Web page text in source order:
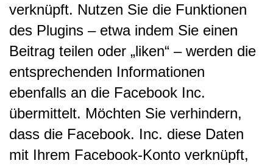
verknüpft. Nutzen Sie die Funktionen
des Plugins – etwa indem Sie einen
Beitrag teilen oder „liken“ – werden die
entsprechenden Informationen
ebenfalls an die Facebook Inc.
übermittelt. Möchten Sie verhindern,
dass die Facebook. Inc. diese Daten
mit Ihrem Facebook-Konto verknüpft,